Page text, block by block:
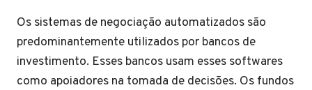
Os sistemas de negociação automatizados são
predominantemente utilizados por bancos de
investimento. Esses bancos usam esses softwares
como apoiadores na tomada de decisões. Os fundos